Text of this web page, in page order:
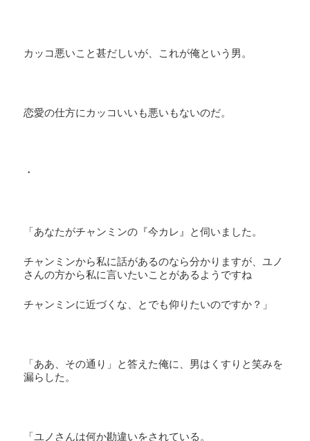
カッコ悪いこと甚だしいが、これが俺という男。
恋愛の仕方にカッコいいも悪いもないのだ。
・
「あなたがチャンミンの『今カレ』と伺いました。
チャンミンから私に話があるのなら分かりますが、ユノ
さんの方から私に言いたいことがあるようですね
チャンミンに近づくな、とでも仰りたいのですか？」
「ああ、その通り」と答えた俺に、男はくすりと笑みを
漏らした。
「ユノさんは何か勘違いをされている。